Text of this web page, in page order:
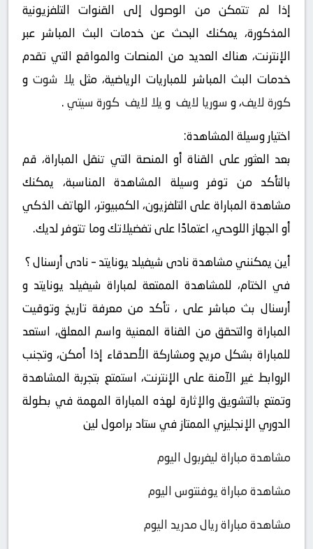
إذا لم تتمكن من الوصول إلى القنوات التلفزيونية
المذكورة، يمكنك البحث عن خدمات البث المباشر عبر
الإنترنت، هناك العديد من المنصات والمواقع التي تقدم
خدمات البث المباشر للمباريات الرياضية، مثل يلا شوتو
كورة لايف، وسوريا لايف ويلا لايف كورة سيتي.
اختيار وسيلة المشاهدة:
بعد العثور على القناة أو المنصة التي تنقل المباراة، قم
بالتأكد من توفر وسيلة المشاهدة المناسبة، يمكنك
مشاهدة المباراة على التلفزيون، الكمبيوتر، الهاتف الذكي
أو الجهاز اللوحي، اعتمادًا على تفضيلاتك وما تتوفر لديك.
أين يمكنني مشاهدة ‎نادى شيفيلد يونايتد – نادى أرسنال ؟
في الختام، للمشاهدة الممتعة لمباراة شيفيلد يونايتد و
أرسنال بث مباشر على ، تأكد من معرفة تاريخ وتوقيت
المباراة والتحقق من القناة المعنية واسم المعلق، استعد
للمباراة بشكل مريح ومشاركة الأصدقاء إذا أمكن، وتجنب
الروابط غير الآمنة على الإنترنت، استمتع بتجربة المشاهدة
وتمتع بالتشويق والإثارة لهذه المباراة المهمة في بطولة
الدوري الإنجليزي الممتاز في ستاد برامول لين
مشاهدة مباراة ليفربول اليوم
مشاهدة مباراة يوفنتوس اليوم
مشاهدة مباراة ريال مدريد اليوم